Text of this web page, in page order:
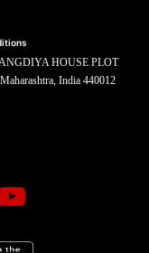
HOUSE PLOT
India 440012